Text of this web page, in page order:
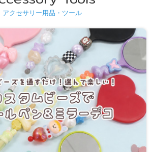
アクセサリー用品・ツール